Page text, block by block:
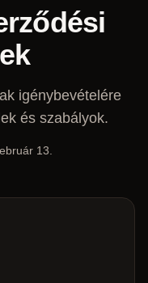
igénybevételére
és szabályok.
13.